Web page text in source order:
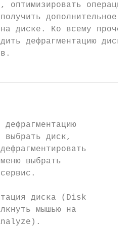
оптимизировать операции
дополнительное
диске. Ко всему прочему
дефрагментацию диска
выбрать диск,
выбрать
диска (Disk
мышью на